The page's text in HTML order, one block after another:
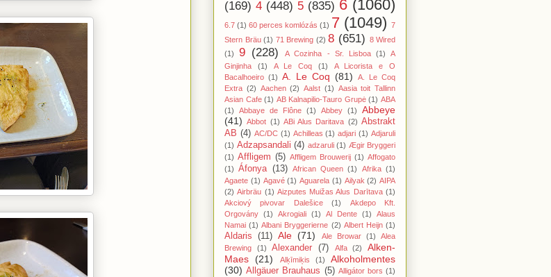
(169) 4 (448) 5 (835) 6 (1060)
6.7 (1) 60 perces komlózás (1) 7 (1049) 7
Stern Bräu (1) 71 Brewing (2) 8 (651) 8 Wired
(1)
9 (228) A Cozinha - Sr. Lisboa (1)
A
Ginjinha
(1) A Le Coq (1)
A Licorista e O
Bacalhoeiro (1) A. Le Coq (81)
A. Le Coq
Extra (2) Aachen (2) Aalst (1) Aasia toit Tallinn
Asian Cafe (1) AB Kalnapilio-Tauro Grupė (1) ABA
(1)
Abbaye de Flône (1) Abbey (1)
Abbeye
(41)
Abbot (1) ABi Alus Daritava (2) Abstrakt
AB (4) AC/DC (1) Achilleas (1) adjari (1) Adjaruli
(1) Adzapsandali (4) adzaruli (1) Ægir Bryggeri
(1) Affligem (5) Affligem Brouwerij (1) Affogato
(1)
Áfonya (13) African Queen (1) Afrika (1)
Agaete (1) Agavé (1) Aguarela (1) Ailyak (2) AIPA
(2) Airbräu (1) Aizputes Muižas Alus Darītava (1)
Akciový pivovar Dalešice
(1)
Akdepo Kft.
Orgovány (1) Akrogiali (1) Al Dente (1)
Alaus
Namai (1) Albani Bryggerierne (2) Albert Heijn (1)
Aldaris (11) Ale (71) Ale Browar (1)
Alea
Brewing
(1) Alexander (7) Alfa (2)
Alken-
Maes
(21) Alķīmiķis (1)
Alkoholmentes
(30) Allgäuer Brauhaus (5) Alligátor bors (1)